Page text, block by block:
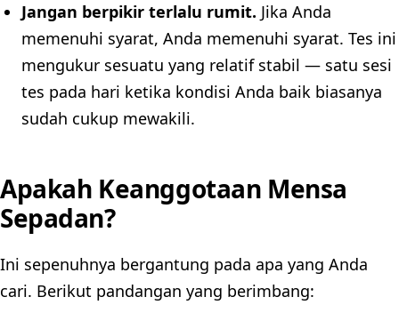
Jangan berpikir terlalu rumit. Jika Anda
memenuhi syarat, Anda memenuhi syarat. Tes ini
mengukur sesuatu yang relatif stabil — satu sesi
tes pada hari ketika kondisi Anda baik biasanya
sudah cukup mewakili.
Apakah Keanggotaan Mensa
Sepadan?
Ini sepenuhnya bergantung pada apa yang Anda
cari. Berikut pandangan yang berimbang: